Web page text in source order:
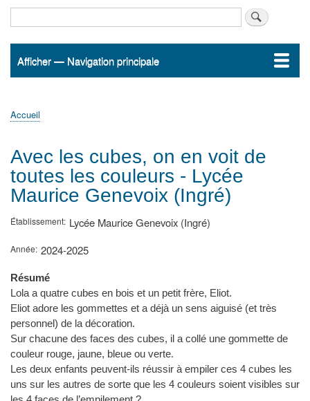
Navigation
Afficher — Navigation principale
Accueil
ActualitésMATh.en.JEANS ?
Régions et Ateliers
Créer, gérer un atelier
Sujets/Publications
Congrès
d'Ariane
Accueil
Avec les cubes, on en voit de
toutes les couleurs - Lycée
Maurice Genevoix (Ingré)
Établissement Lycée Maurice Genevoix (Ingré)
Année 2024-2025
Résumé
Lola a quatre cubes en bois et un petit frère, Eliot.
Eliot adore les gommettes et a déjà un sens aiguisé (et très
personnel) de la décoration.
Sur chacune des faces des cubes, il a collé une gommette de
couleur rouge, jaune, bleue ou verte.
Les deux enfants peuvent-ils réussir à empiler ces 4 cubes les
uns sur les autres de sorte que les 4 couleurs soient visibles sur